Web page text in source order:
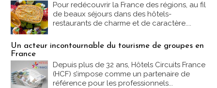
Pour redécouvrir la France des régions, au fil
de beaux séjours dans des hôtels-
restaurants de charme et de caractère....
Un acteur incontournable du tourisme de groupes en
France
Depuis plus de 32 ans, Hôtels Circuits France
(HCF) s’impose comme un partenaire de
référence pour les professionnels...